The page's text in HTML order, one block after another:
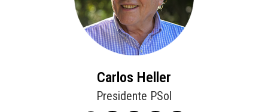
Carlos Heller
Presidente PSol